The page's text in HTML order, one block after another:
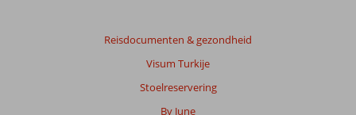
Reisdocumenten & gezondheid
Visum Turkije
Stoelreservering
By June